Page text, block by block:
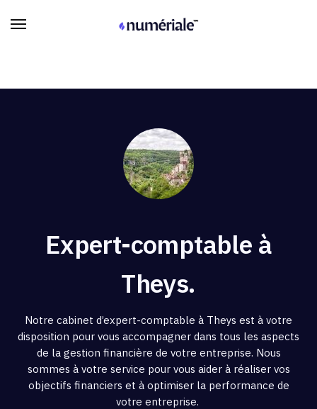
Expert-comptable à
Theys.
Notre cabinet d’expert-comptable à Theys est à votre
disposition pour vous accompagner dans tous les aspects
de la gestion financière de votre entreprise. Nous
sommes à votre service pour vous aider à réaliser vos
objectifs financiers et à optimiser la performance de
votre entreprise.